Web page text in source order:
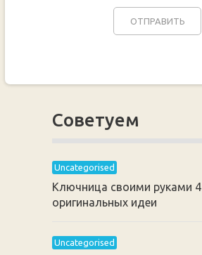
Советуем
Uncategorised
Ключница своими руками 4
оригинальных идеи
Uncategorised